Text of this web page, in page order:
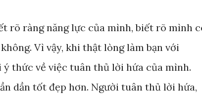
rõ ràng năng lực của mình, biết rõ mình
Vì vậy, khi thật lòng làm bạn với
ý thức về việc tuân thủ lời hứa của mình.
dần tốt đẹp hơn. Người tuân thủ lời hứa,